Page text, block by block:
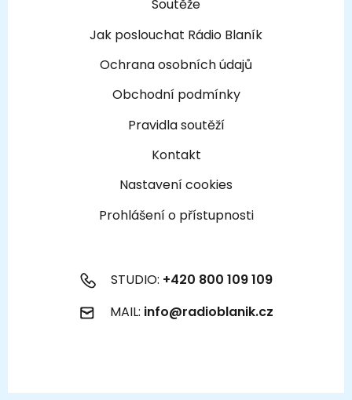
Soutěže
Jak poslouchat Rádio Blaník
Ochrana osobních údajů
Obchodní podmínky
Pravidla soutěží
Kontakt
Nastavení cookies
Prohlášení o přístupnosti
STUDIO: +420 800 109 109
MAIL: info@radioblanik.cz